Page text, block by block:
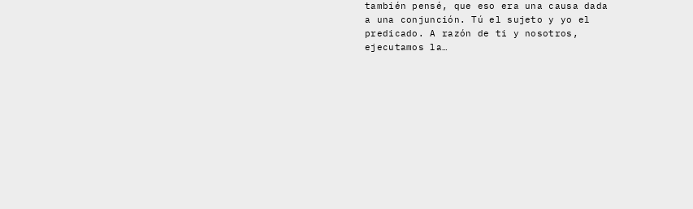
también pensé, que eso era una causa dada
a una conjunción. Tú el sujeto y yo el
predicado. A razón de ti y nosotros,
ejecutamos la…